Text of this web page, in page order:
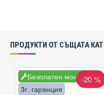
ПРОДУКТИ ОТ СЪЩАТА
Безплатен монтаж
3г. гаранция
-20 %